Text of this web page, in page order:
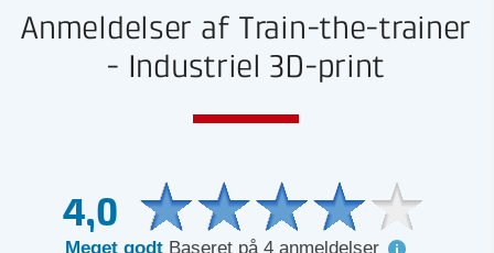
Anmeldelser af Train-the-trainer
- Industriel 3D-print
4,0
Meget godt Baseret på 4 anmeldelser